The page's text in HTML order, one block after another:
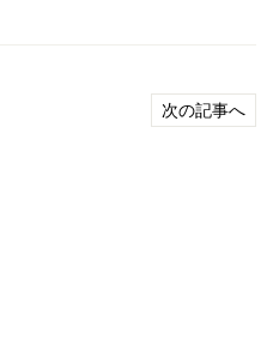
次の記事へ